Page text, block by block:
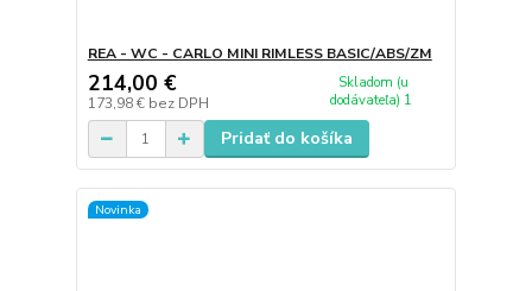
REA - WC - CARLO MINI RIMLESS BASIC/ABS/ZM
214,00 €
173,98 € bez DPH
Skladom (u
dodávateľa) 1
Pridať do košíka
Novinka